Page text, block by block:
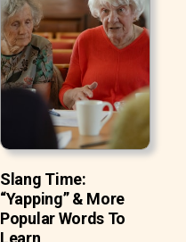
Slang Time:
“Yapping” & More
Popular Words To